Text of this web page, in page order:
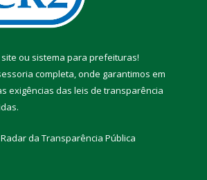
ou sistema para prefeituras!
completa, onde garantimos em
exigências das leis de transparência
Radar da Transparência Pública